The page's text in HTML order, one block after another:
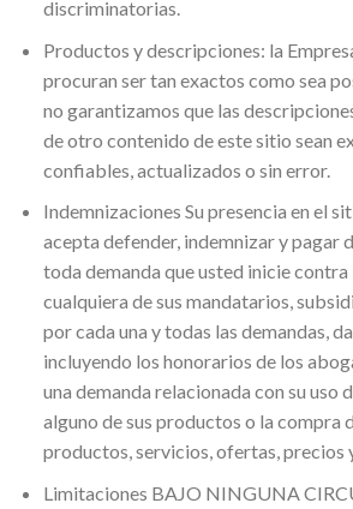
discriminatorias.
Productos y descripciones: la
procuran ser tan exactos como sea
no garantizamos que las
de otro contenido de este sitio sean
confiables, actualizados o sin error.
Indemnizaciones Su presencia en el
acepta defender, indemnizar y pagar
toda demanda que usted inicie contra
cualquiera de sus mandatarios,
por cada una y todas las demandas,
incluyendo los honorarios de los
una demanda relacionada con su uso
alguno de sus productos o la compra
productos, servicios, ofertas, precios
Limitaciones BAJO NINGUNA